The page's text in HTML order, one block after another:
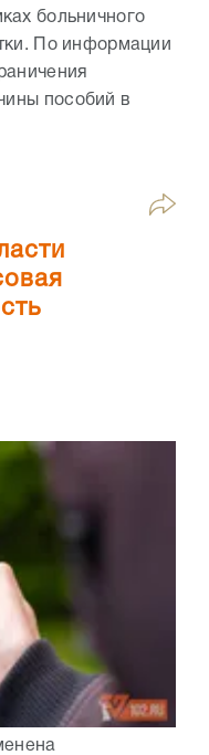
больничного
По информации
пособий в